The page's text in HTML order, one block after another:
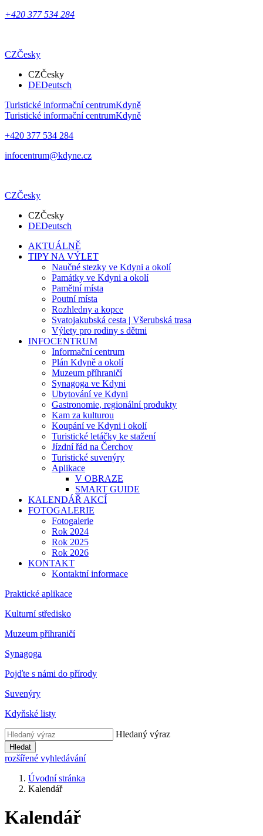
+420 377 534 284
CZČesky
CZČesky
DEDeutsch
Turistické informační centrumKdyně
Turistické informační centrumKdyně
+420 377 534 284
infocentrum@kdyne.cz
CZČesky
CZČesky
DEDeutsch
AKTUÁLNĚ
TIPY NA VÝLET
Naučné stezky ve Kdyni a okolí
Památky ve Kdyni a okolí
Pamětní místa
Poutní místa
Rozhledny a kopce
Svatojakubská cesta | Všerubská trasa
Výlety pro rodiny s dětmi
INFOCENTRUM
Informační centrum
Plán Kdyně a okolí
Muzeum příhraničí
Synagoga ve Kdyni
Ubytování ve Kdyni
Gastronomie, regionální produkty
Kam za kulturou
Koupání ve Kdyni i okolí
Turistické letáčky ke stažení
Jízdní řád na Čerchov
Turistické suvenýry
Aplikace
V OBRAZE
SMART GUIDE
KALENDÁŘ AKCÍ
FOTOGALERIE
Fotogalerie
Rok 2024
Rok 2025
Rok 2026
KONTAKT
Kontaktní informace
Praktické aplikace
Kulturní středisko
Muzeum příhraničí
Synagoga
Pojďte s námi do přírody
Suvenýry
Kdyňské listy
Hledaný výraz
Hledat
rozšířené vyhledávání
Úvodní stránka
Kalendář
Kalendář